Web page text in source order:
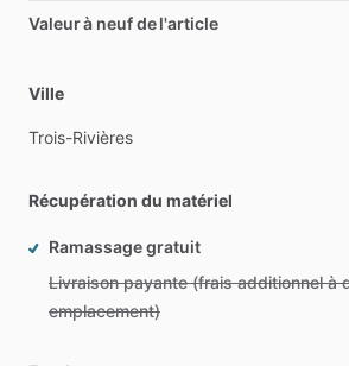
Valeur à neuf de l'article
Ville
Trois-Rivières
Récupération du matériel
Ramassage gratuit
Livraison payante (frais additionnel à
emplacement)